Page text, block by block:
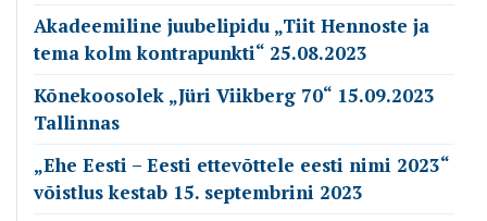
Akadeemiline juubelipidu „Tiit Hennoste ja
tema kolm kontrapunkti“ 25.08.2023
Kõnekoosolek „Jüri Viikberg 70“ 15.09.2023
Tallinnas
„Ehe Eesti – Eesti ettevõttele eesti nimi 2023“
võistlus kestab 15. septembrini 2023